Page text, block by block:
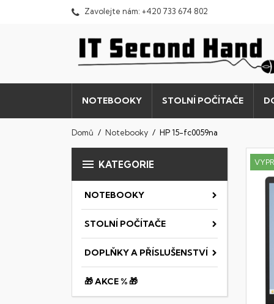
Zavolejte nám: +420 733 674 802
NOTEBOOKY STOLNÍ POČÍTAČE
Domů Notebooky HP 15-fc0059na
 KATEGORIE
NOTEBOOKY
STOLNÍ POČÍTAČE
DOPLŇKY A PŘÍSLUŠENSTVÍ
🎁 AKCE % 🎁